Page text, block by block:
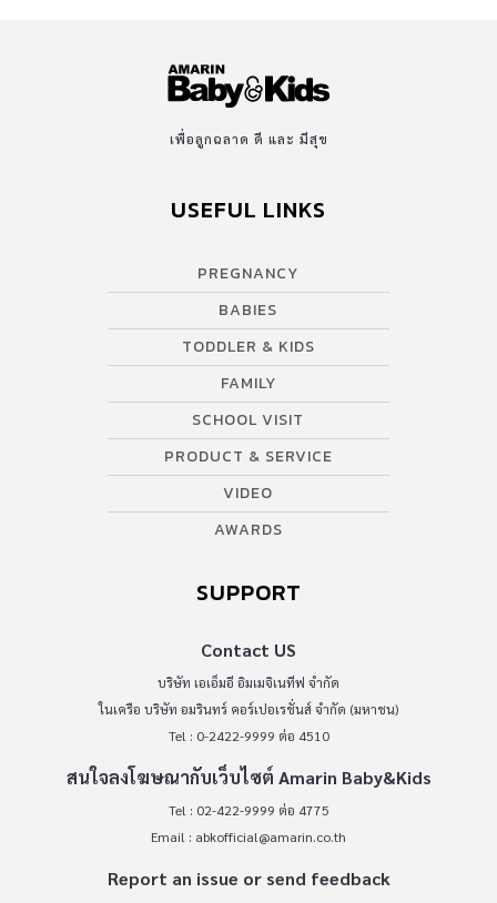
เพื่อลูกฉลาด ดี และ มีสุข
USEFUL LINKS
PREGNANCY
BABIES
TODDLER & KIDS
FAMILY
SCHOOL VISIT
PRODUCT & SERVICE
VIDEO
AWARDS
SUPPORT
Contact US
บริษัท เอเอ็มอี อิมเมจิเนทีฟ จำกัด
ในเครือ บริษัท อมรินทร์ คอร์เปอเรชั่นส์ จำกัด (มหาชน)
Tel : 0-2422-9999 ต่อ 4510
สนใจลงโฆษณากับเว็บไซต์ Amarin Baby&Kids
Tel : 02-422-9999 ต่อ 4775
Email : abkofficial@amarin.co.th
Report an issue or send feedback